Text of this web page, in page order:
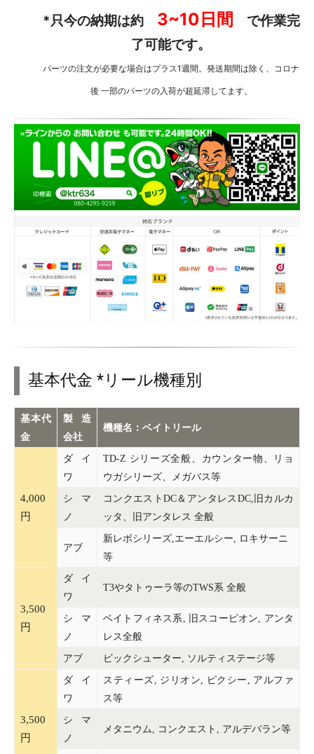
*只今の納期は約 3~10日間
で作業完
了可能です。
パーツの注文が必要な場合はプラス1週間。発送期間は除く、コロナ
後 一部のパーツの入荷が超延滞してます。
基本代金 *リール機種別
基本代
金
製造
会社
機種名：ベイトリール
4,000
円
ダイ
ワ
TD-Z シリーズ全般、カウンター物、リョ
ウガシリーズ、メガバス等
シマ
ノ
コンクエストDC＆アンタレスDC,旧カルカ
ッタ、旧アンタレス 全般
アブ
新レボシリーズ,エーエルシー, ロキサーニ
等
3,500
円
ダイ
ワ
T3やタトゥーラ等のTWS系 全般
シマ
ノ
ベイトフィネス系, 旧スコーピオン, アンタ
レス全般
アブ ビックシューター, ソルティステージ等
3,500
円
ダイ
ワ
スティーズ, ジリオン, ピクシー, アルファ
ス等
シマ
ノ
メタニウム, コンクエスト, アルデバラン等